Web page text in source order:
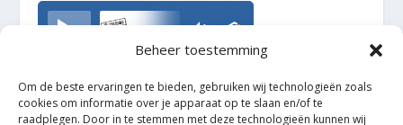
Beheer toestemming
Om de beste ervaringen te bieden, gebruiken wij technologieën zoals
cookies om informatie over je apparaat op te slaan en/of te
raadplegen. Door in te stemmen met deze technologieën kunnen wij
TrudoFM